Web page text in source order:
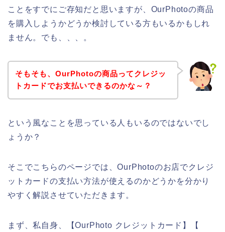
ことをすでにご存知だと思いますが、OurPhotoの商品
を購入しようかどうか検討している方もいるかもしれ
ません。でも、、、。
そもそも、OurPhotoの商品ってクレジッ
トカードでお支払いできるのかな～？
という風なことを思っている人もいるのではないでし
ょうか？
そこでこちらのページでは、OurPhotoのお店でクレジ
ットカードの支払い方法が使えるのかどうかを分かり
やすく解説させていただきます。
まず、私自身、【OurPhoto クレジットカード】【